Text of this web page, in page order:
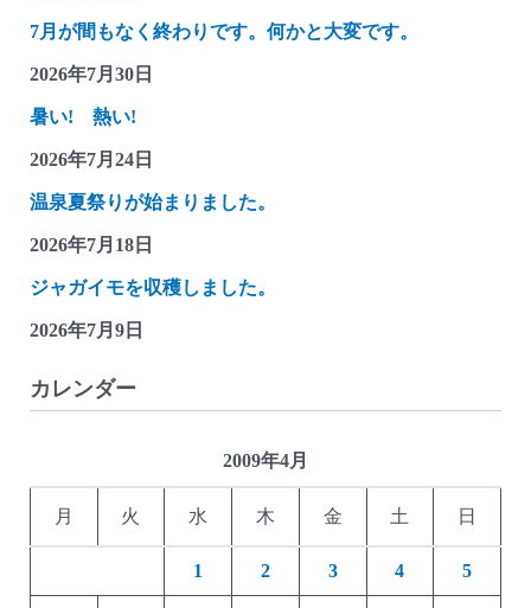
れ
雑
記
寸、
手
軽
楽
し
現
貯
7月が間もなく終わりです。何かと大変です。
2026年7月30日
暑い! 熱い!
2026年7月24日
温泉夏祭りが始まりました。
2026年7月18日
ジャガイモを収穫しました。
2026年7月9日
カレンダー
2009年4月
月 火 水 木 金 土 日
1 2 3 4 5